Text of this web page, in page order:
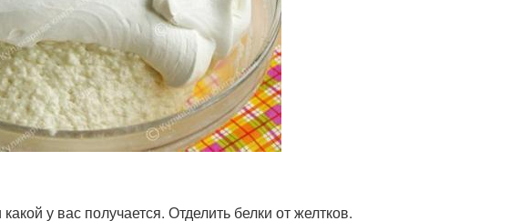
у вас получается. Отделить белки от желтков.